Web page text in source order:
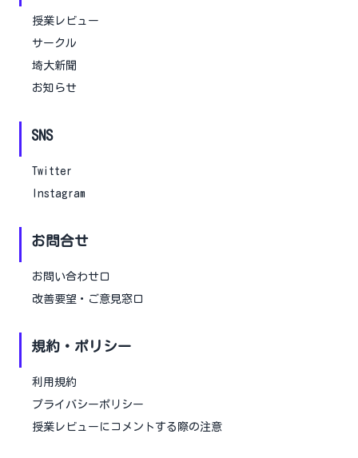
授業レビュー
サークル
埼大新聞
お知らせ
SNS
Twitter
Instagram
お問合せ
お問い合わせ口
改善要望・ご意見窓口
規約・ポリシー
利用規約
プライバシーポリシー
授業レビューにコメントする際の注意